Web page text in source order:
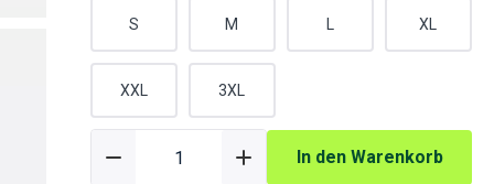
S M XL
XXL 3XL
In den Warenkorb